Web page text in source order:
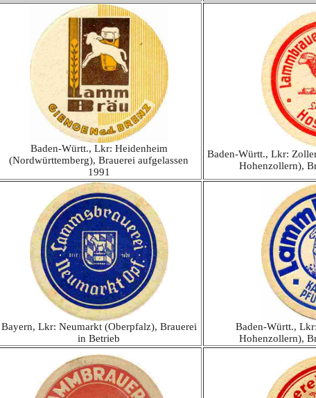
Baden-Württ., Lkr: Heidenheim
(Nordwürttemberg), Brauerei aufgelassen
1991
Baden-Württ., Lkr:
Hohenzollern),
Bayern, Lkr: Neumarkt (Oberpfalz), Brauerei
in Betrieb
Baden-Württ.,
Hohenzollern),